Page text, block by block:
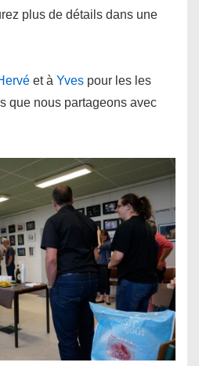
plus de détails dans une
et à Yves pour les les
que nous partageons avec